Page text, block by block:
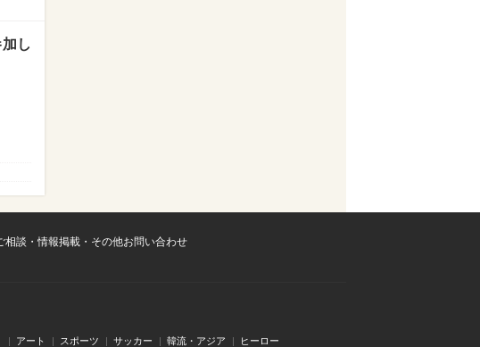
し
相談・情報掲載・その他お問い合わせ
アート スポーツ サッカー 韓流・アジア ヒーロー